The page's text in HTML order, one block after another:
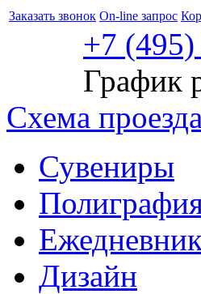
Заказать звонок On-line запрос
+7 (495)
График
Схема проезда
Сувениры
Дизайн